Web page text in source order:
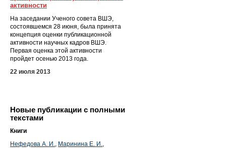
активности
На заседании Ученого совета ВШЭ,
состоявшемся 28 июня, была принята
концепция оценки публикационной
активности научных кадров ВШЭ.
Первая оценка этой активности
пройдет осенью 2013 года.
22 июля 2013
Новые публикации с полными
текстами
Книги
Нефедова А. И., Маринина Е. И.,